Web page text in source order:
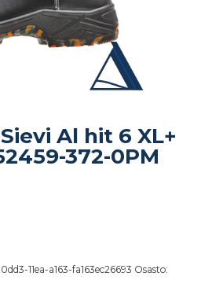
Al hit 6 XL+
372-0PM
11ea-a163-fa163ec26693 Osasto: